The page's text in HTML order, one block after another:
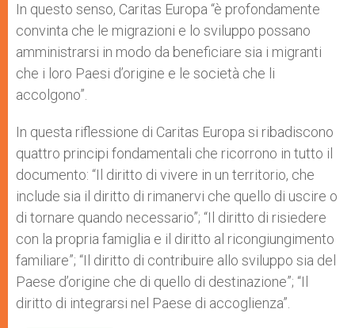
In questo senso, Caritas Europa “è profondamente
convinta che le migrazioni e lo sviluppo possano
amministrarsi in modo da beneficiare sia i migranti
che i loro Paesi d’origine e le società che li
accolgono”.
In questa riflessione di Caritas Europa si ribadiscono
quattro principi fondamentali che ricorrono in tutto il
documento: “Il diritto di vivere in un territorio, che
include sia il diritto di rimanervi che quello di uscire o
di tornare quando necessario”; “Il diritto di risiedere
con la propria famiglia e il diritto al ricongiungimento
familiare”; “Il diritto di contribuire allo sviluppo sia del
Paese d’origine che di quello di destinazione”; “Il
diritto di integrarsi nel Paese di accoglienza”.